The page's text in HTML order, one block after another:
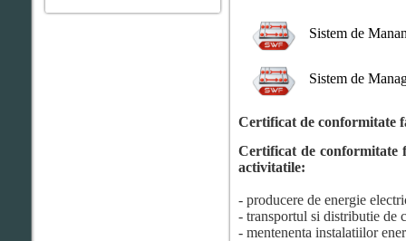
Sistem de
Sistem de
Certificat de conformitate
Certificat de conformitate
activitatile:
- producere de energie
- transportul si distributie de
- mentenenta instalatiilor